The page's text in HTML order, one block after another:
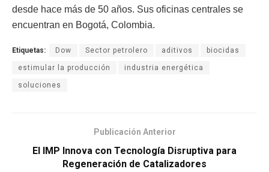
desde hace más de 50 años. Sus oficinas centrales se
encuentran en Bogotá, Colombia.
Etiquetas: Dow Sector petrolero aditivos biocidas
estimular la producción industria energética
soluciones
Publicación Anterior
El IMP Innova con Tecnología Disruptiva para
Regeneración de Catalizadores